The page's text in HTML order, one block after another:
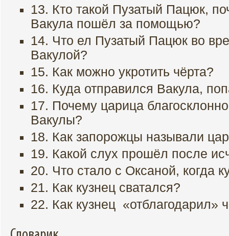
13. Кто такой Пузатый Пацюк,
Вакула пошёл за помощью?
14. Что ел Пузатый Пацюк во
Вакулой?
15. Как можно укротить чёрта?
16. Куда отправился Вакула,
17. Почему царица
Вакулы?
18. Как запорожцы называли
19. Какой слух прошёл после
20. Что стало с Оксаной, когда
21. Как кузнец сватался?
22. Как кузнец «отблагодарил»